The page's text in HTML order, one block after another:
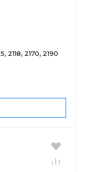
2118, 2170, 2190